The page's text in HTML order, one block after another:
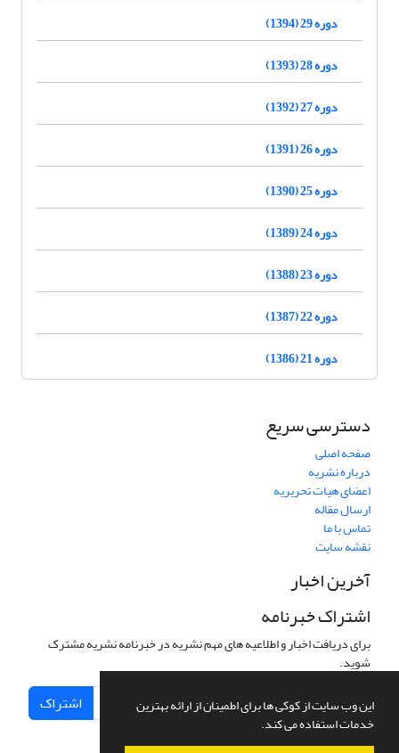
این وب سایت از کوکی ها برای اطمینان از ارائه بهترین
خدمات استفاده می کند.
دوره 29 (1394)
دوره 28 (1393)
دوره 27 (1392)
دوره 26 (1391)
دوره 25 (1390)
دوره 24 (1389)
دوره 23 (1388)
دوره 22 (1387)
دوره 21 (1386)
دسترسی سریع
صفحه اصلی
درباره نشریه
اعضای هیات تحریریه
ارسال مقاله
تماس با ما
نقشه سایت
آخرین اخبار
اشتراک خبرنامه
برای دریافت اخبار و اطلاعیه های مهم نشریه در خبرنامه نشریه مشترک
شوید.
اشتراک